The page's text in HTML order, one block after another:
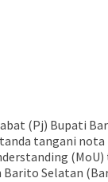
(Pj) Bupati
tanda tangani
Selatan